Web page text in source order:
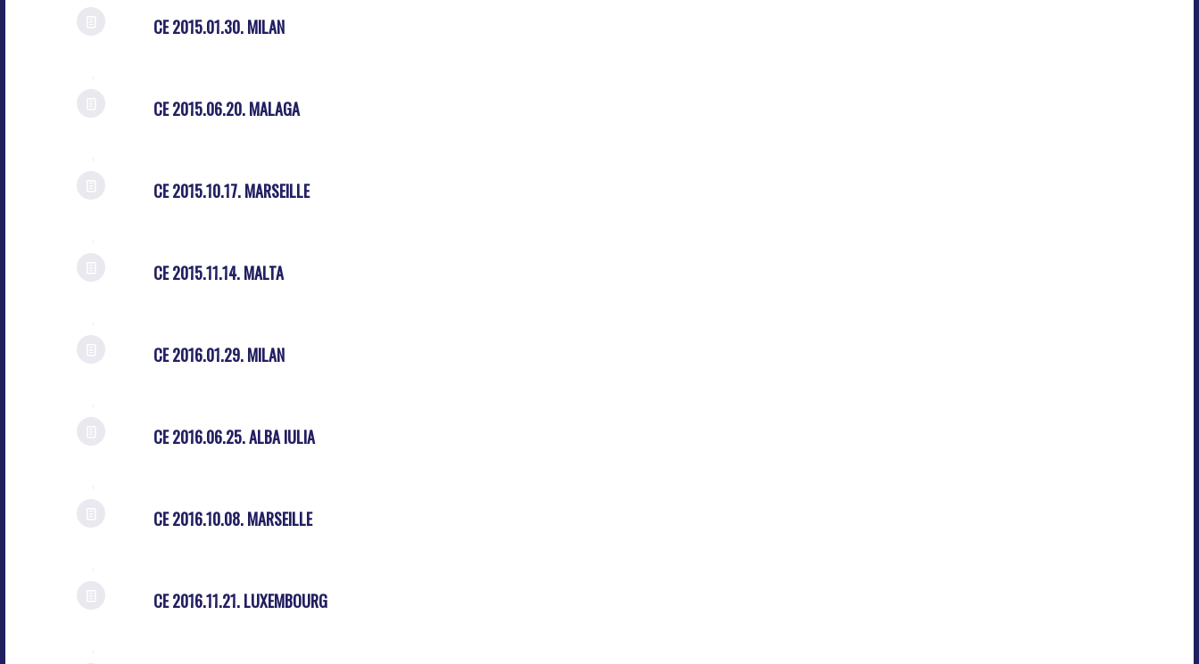
CE 2015.01.30. MILAN
CE 2015.06.20. MALAGA
CE 2015.10.17. MARSEILLE
CE 2015.11.14. MALTA
CE 2016.01.29. MILAN
CE 2016.06.25. ALBA IULIA
CE 2016.10.08. MARSEILLE
CE 2016.11.21. LUXEMBOURG